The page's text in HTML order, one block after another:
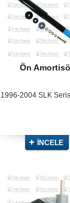
Ön
1996-2004 SLK
İNCELE